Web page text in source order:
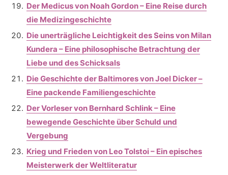
Der Medicus von Noah Gordon – Eine Reise durch
die Medizingeschichte
Die unerträgliche Leichtigkeit des Seins von Milan
Kundera – Eine philosophische Betrachtung der
Liebe und des Schicksals
Die Geschichte der Baltimores von Joel Dicker –
Eine packende Familiengeschichte
Der Vorleser von Bernhard Schlink – Eine
bewegende Geschichte über Schuld und
Vergebung
Krieg und Frieden von Leo Tolstoi – Ein episches
Meisterwerk der Weltliteratur